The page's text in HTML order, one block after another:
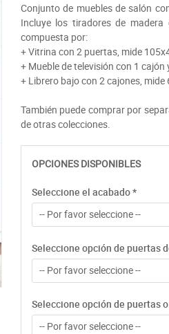
Conjunto de muebles de salón
Incluye los tiradores de
compuesta por:
+ Vitrina con 2 puertas, mide
+ Mueble de televisión con 1
+ Librero bajo con 2 cajones, mide
También puede comprar por
de otras colecciones.
OPCIONES DISPONIBLES
Seleccione el acabado*
-- Por favor seleccione --
Seleccione opción de puertas
-- Por favor seleccione --
Seleccione opción de puertas
-- Por favor seleccione --